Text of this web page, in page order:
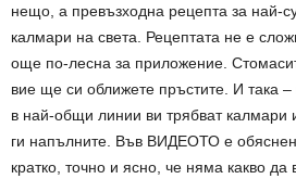
нещо, а превъзходна рецепта за най-
калмари на света. Рецептата не е
още по-лесна за приложение.
вие ще си оближете пръстите. И така
в най-общи линии ви трябват калмари
ги напълните. Във ВИДЕОТО е
кратко, точно и ясно, че няма какво да